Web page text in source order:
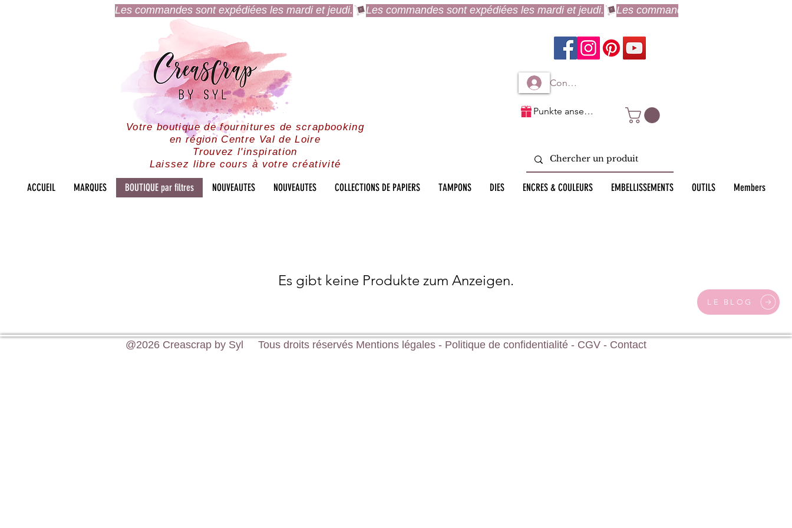
Les commandes sont expédiées les mardi et jeudi.
Votre boutique de fournitures de scrapbooking
en région Centre Val de Loire
Trouvez l'inspiration
Laissez libre cours à votre créativité
Connexion à mon compte
Punkte ansehen
ACCUEIL MARQUES BOUTIQUE par filtres NOUVEAUTES NOUVEAUTES COLLECTIONS DE PAPIERS TAMPONS DIES ENCRES & COULEURS EMBELLISSEMENTS OUTILS Members
LE BLOG
Es gibt keine Produkte zum Anzeigen.
@2026 Creascrap by Syl Tous droits réservés Mentions légales - Politique de confidentialité - CGV - Contact